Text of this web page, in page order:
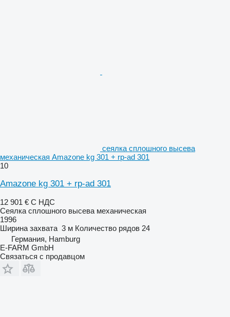
сеялка сплошного высева
механическая Amazone kg 301 + rp-ad 301
10
Amazone kg 301 + rp-ad 301
12 901 € С НДС
Сеялка сплошного высева механическая
1996
Ширина захвата 3 м Количество рядов 24
Германия, Hamburg
E-FARM GmbH
Связаться с продавцом